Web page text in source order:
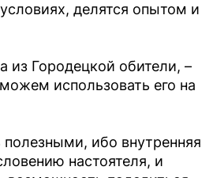
делятся опытом и
из Городецкой обители, –
использовать его на
ибо внутренняя
настоятеля, и